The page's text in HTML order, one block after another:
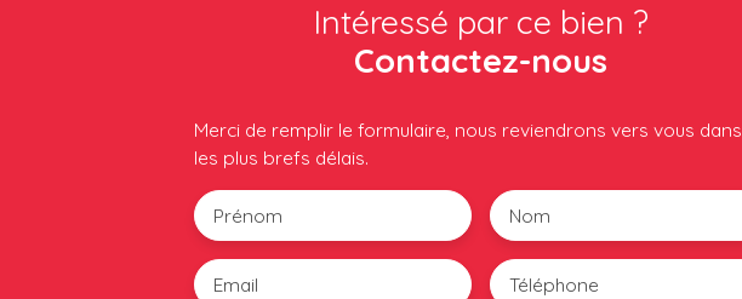
Intéressé par ce bien ?
Contactez-nous
Merci de remplir le formulaire, nous reviendrons vers vous dans
les plus brefs délais.
Prénom Nom
Email Téléphone